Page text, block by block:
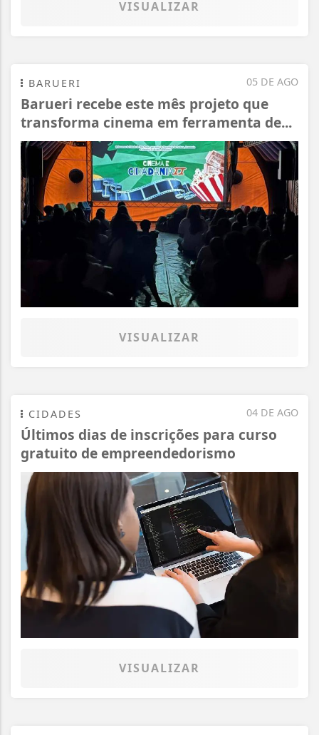
VISUALIZAR
05 DE AGO
BARUERI
Barueri recebe este mês projeto que
transforma cinema em ferramenta de...
VISUALIZAR
04 DE AGO
CIDADES
Últimos dias de inscrições para curso
gratuito de empreendedorismo
VISUALIZAR